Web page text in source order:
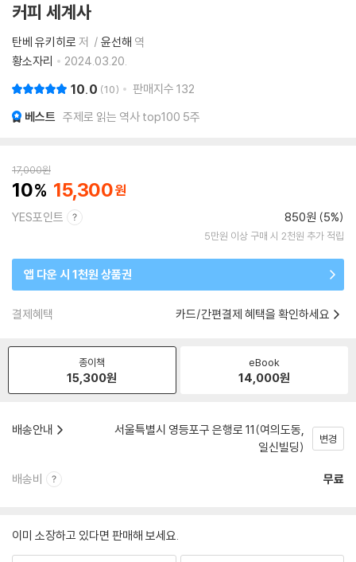
커피 세계사
탄베 유키히로 저 윤선해 역
황소자리
2024.03.20.
10.0 10 판매지수 132
베스트 주제로 읽는 역사 top100 5주
17,000원
10 15,300
YES포인트 850원 (5%)
5만원 이상 구매 시 2천원 추가 적립
앱 다운 시 1천원 상품권
결제혜택 카드/간편결제 혜택을 확인하세요
종이책
15,300원
eBook
14,000원
배송안내
서울특별시 영등포구 은행로 11(여의도동,
일신빌딩)
변경
배송비 무료
이미 소장하고 있다면 판매해 보세요.